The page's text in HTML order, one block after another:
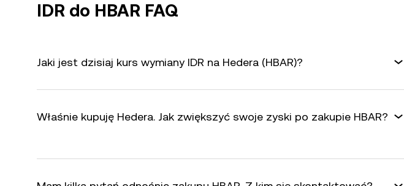
IDR do HBAR FAQ
Jaki jest dzisiaj kurs wymiany IDR na Hedera (HBAR)?
Właśnie kupuję Hedera. Jak zwiększyć swoje zyski po zakupie HBAR?